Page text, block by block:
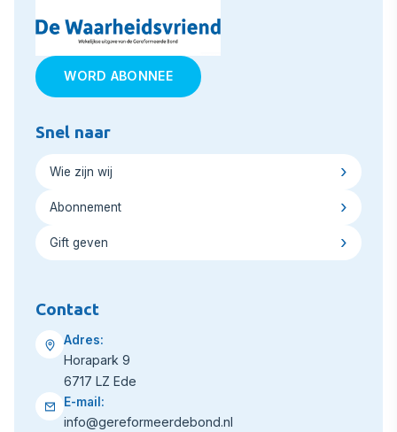
WORD ABONNEE
Snel naar
Wie zijn wij
Abonnement
Gift geven
Contact
Adres:
Horapark 9
6717 LZ Ede
E-mail:
info@gereformeerdebond.nl